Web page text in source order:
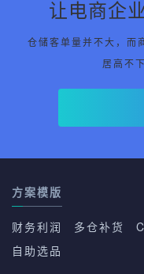
让电商企
仓储客单量并不大，而
居高不
方案模版
财务利润 多仓补货
自助选品